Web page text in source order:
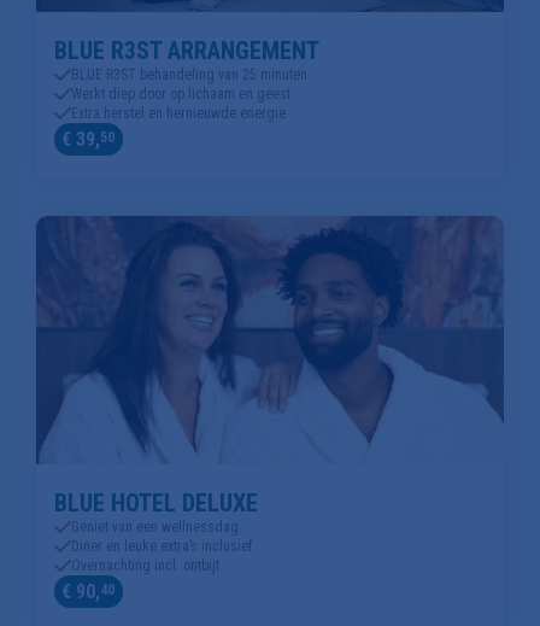
BLUE R3ST ARRANGEMENT
BLUE R3ST behandeling van 25 minuten
Werkt diep door op lichaam en geest
Extra herstel en hernieuwde energie
€ 39,50
BLUE HOTEL DELUXE
Geniet van een wellnessdag
Diner en leuke extra’s inclusief
Overnachting incl. ontbijt
€ 90,40